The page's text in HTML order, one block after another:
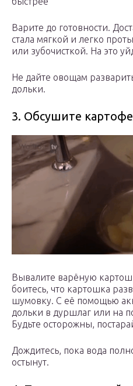
Варите до готовности.
стала мягкой и легко
или зубочисткой. На это
Не дайте овощам
дольки.
3. Обсушите
Вывалите варёную
боитесь, что картошка
шумовку. С её помощью
дольки в дуршлаг или на
Будьте осторожны,
Дождитесь, пока вода
остынут.